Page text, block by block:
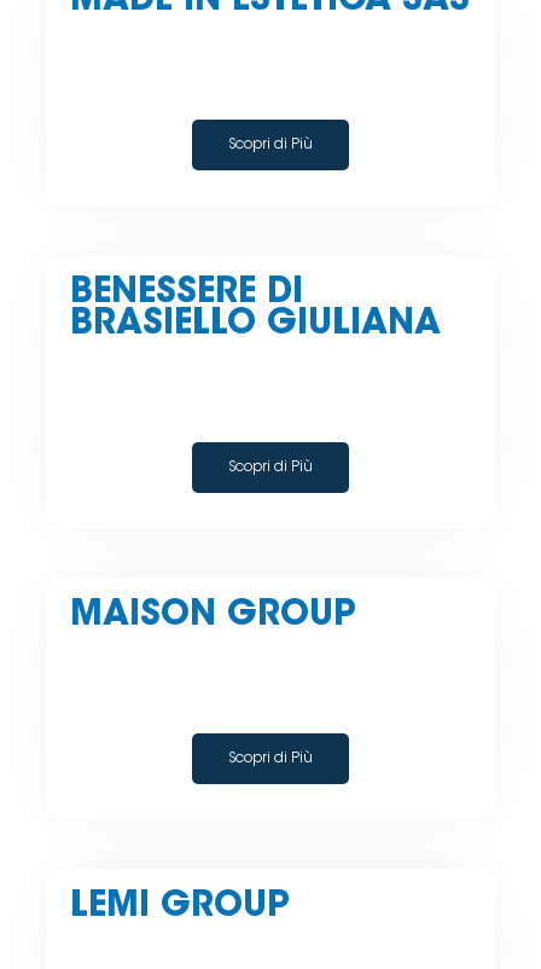
Scopri di Più
BENESSERE DI
BRASIELLO GIULIANA
Scopri di Più
MAISON GROUP
Scopri di Più
LEMI GROUP